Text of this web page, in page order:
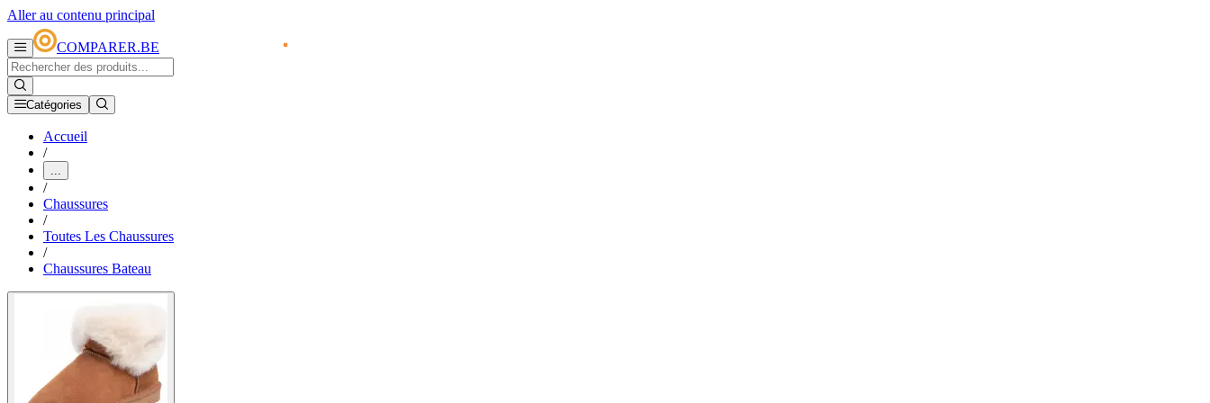
Aller au contenu principal
COMPARER.BE
Catégories
Accueil
/
...
/
Chaussures
/
Toutes Les Chaussures
/
Chaussures Bateau